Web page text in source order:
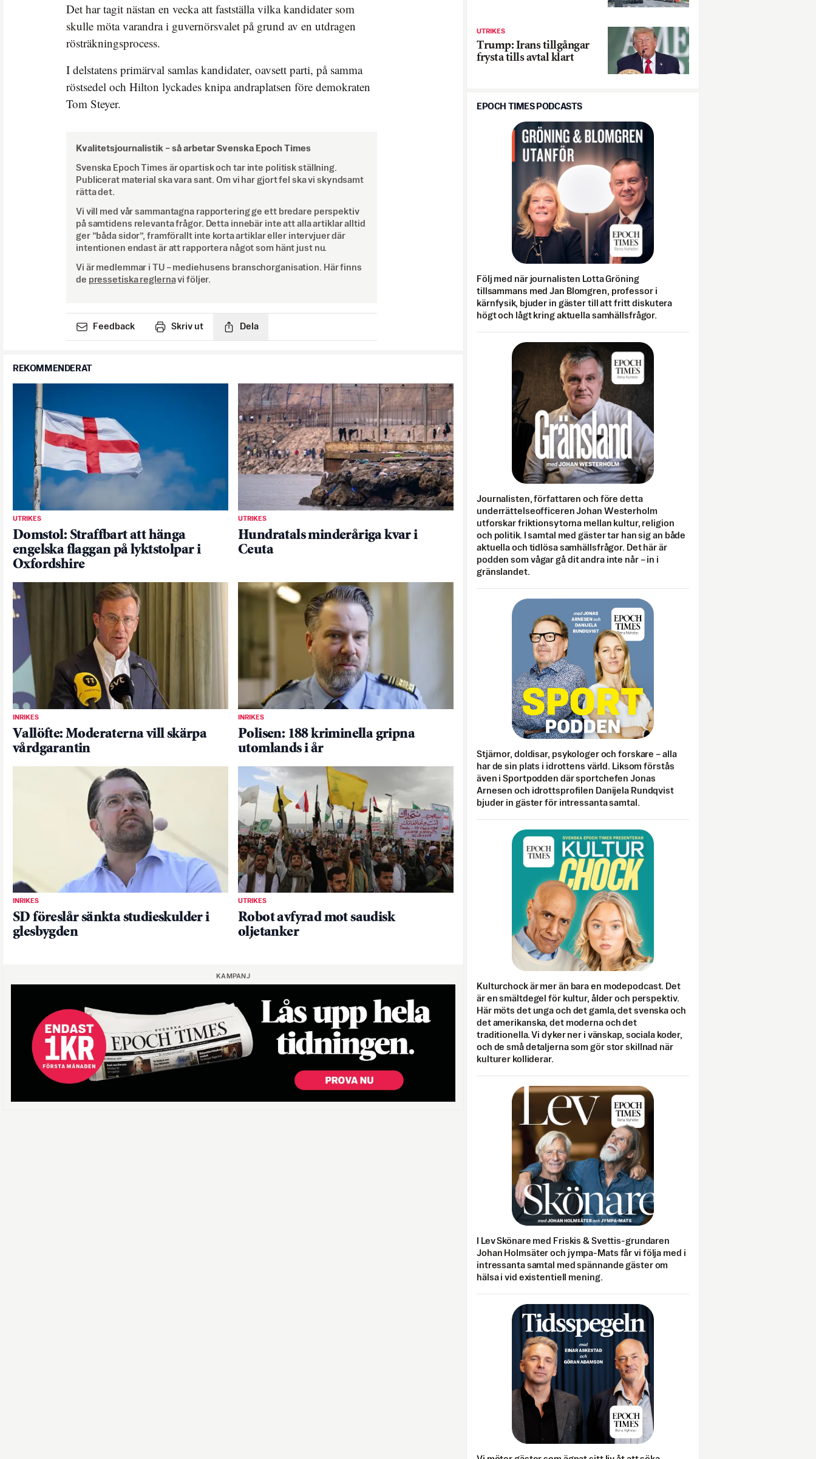
Det har tagit nästan en vecka att fastställa vilka kandidater som
skulle möta varandra i guvernörsvalet på grund av en utdragen
rösträkningsprocess.
I delstatens primärval samlas kandidater, oavsett parti, på samma
röstsedel och Hilton lyckades knipa andraplatsen före demokraten
Tom Steyer.
Kvalitetsjournalistik – så arbetar Svenska Epoch Times
Svenska Epoch Times är opartisk och tar inte politisk ställning.
Publicerat material ska vara sant. Om vi har gjort fel ska vi skyndsamt
rätta det.
Vi vill med vår sammantagna rapportering ge ett bredare perspektiv
på samtidens relevanta frågor. Detta innebär inte att alla artiklar alltid
ger ”båda sidor”, framförallt inte korta artiklar eller intervjuer där
intentionen endast är att rapportera något som hänt just nu.
Vi är medlemmar i TU – mediehusens branschorganisation. Här finns
de pressetiska reglernavi följer.
Feedback Skriv ut Dela
REKOMMENDERAT
UTRIKES
Domstol: Straffbart att hänga
engelska flaggan på lyktstolpar i
Oxfordshire
UTRIKES
Hundratals minderåriga kvar i
Ceuta
INRIKES
Vallöfte: Moderaterna vill skärpa
vårdgarantin
INRIKES
Polisen: 188 kriminella gripna
utomlands i år
INRIKES
SD föreslår sänkta studieskulder i
glesbygden
UTRIKES
Robot avfyrad mot saudisk
oljetanker
KAMPANJ
UTRIKES
Trump: Irans tillgångar
frysta tills avtal klart
EPOCH TIMES PODCASTS
Följ med när journalisten Lotta Gröning
tillsammans med Jan Blomgren, professor i
kärnfysik, bjuder in gäster till att fritt diskutera
högt och lågt kring aktuella samhällsfrågor.
Journalisten, författaren och före detta
underrättelseofficeren Johan Westerholm
utforskar friktionsytorna mellan kultur, religion
och politik. I samtal med gäster tar han sig an både
aktuella och tidlösa samhällsfrågor. Det här är
podden som vågar gå dit andra inte når – in i
gränslandet.
Stjärnor, doldisar, psykologer och forskare – alla
har de sin plats i idrottens värld. Liksom förstås
även i Sportpodden där sportchefen Jonas
Arnesen och idrottsprofilen Danijela Rundqvist
bjuder in gäster för intressanta samtal.
Kulturchock är mer än bara en modepodcast. Det
är en smältdegel för kultur, ålder och perspektiv.
Här möts det unga och det gamla, det svenska och
det amerikanska, det moderna och det
traditionella. Vi dyker ner i vänskap, sociala koder,
och de små detaljerna som gör stor skillnad när
kulturer kolliderar.
I Lev Skönare med Friskis & Svettis-grundaren
Johan Holmsäter och jympa-Mats får vi följa med i
intressanta samtal med spännande gäster om
hälsa i vid existentiell mening.